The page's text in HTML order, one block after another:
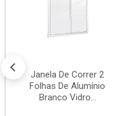
Janela De Correr 2
Folhas De Alumínio
Branco Vidro...